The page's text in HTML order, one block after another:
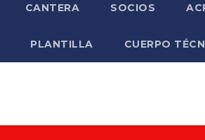
CANTERA SOCIOS
PLANTILLA CUERPO